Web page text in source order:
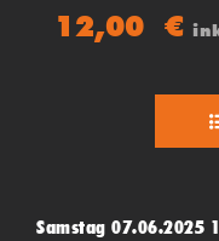
12,00€
Samstag 07.06.2025